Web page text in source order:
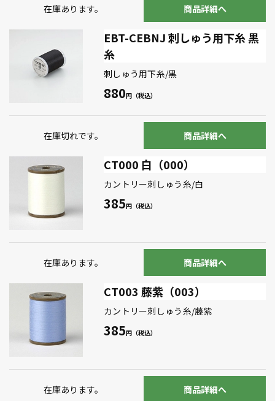
在庫あります。 商品詳細へ
EBT-CEBNJ 刺しゅう用下糸 黒
糸
刺しゅう用下糸/黒
880
在庫切れです。 商品詳細へ
CT000 白（000）
カントリー刺しゅう糸/白
385
在庫あります。 商品詳細へ
CT003 藤紫（003）
カントリー刺しゅう糸/藤紫
385
在庫あります。 商品詳細へ